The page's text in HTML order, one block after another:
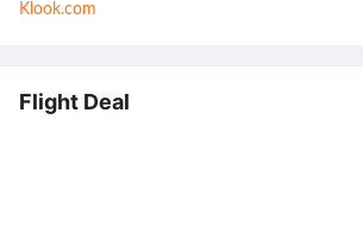
Klook.com
Flight Deal